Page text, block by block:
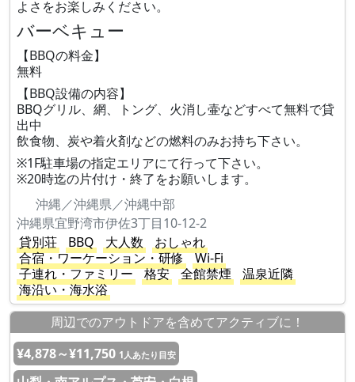
よさをお楽しみください。
バーベキュー
【BBQの料金】
無料
【BBQ設備の内容】
BBQグリル、網、トング、火消し壷などすべて無料で貸
出中
飲食物、炭や着火剤などの燃料のみお持ち下さい。
※1F駐車場の指定エリアにて行って下さい。
※20時迄の片付け・終了をお願いします。
沖縄／沖縄県／沖縄中部
沖縄県宜野湾市伊佐3丁目10-12-2
貸別荘
BBQ 大人数
おしゃれ
合宿・ワーケーション・研修
Wi-Fi
子連れ・ファミリー
格安 全館禁煙
温泉近隣
海沿い・海水浴
周辺でのアウトドアを含めてアクティブに！
¥4,878～¥11,750 1人あたり目安